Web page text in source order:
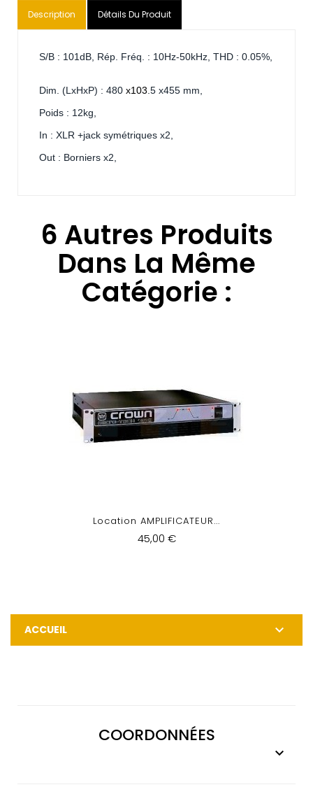
Description Détails Du Produit
S/B : 101dB, Rép. Fréq. : 10Hz-50kHz, THD : 0.05%,
Dim. (LxHxP) : 480 x103.5 x455 mm,
Poids : 12kg,
In : XLR +jack symétriques x2,
Out : Borniers x2,
6 Autres Produits
Dans La Même
Catégorie :
Location AMPLIFICATEUR...
45,00 €
ACCUEIL 
COORDONNÉES
